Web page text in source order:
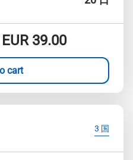
EUR39.00
cart
3 国